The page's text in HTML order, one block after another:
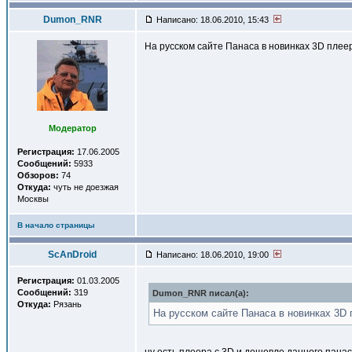
Dumon_RNR Написано: 18.06.2010, 15:43
Модератор
Регистрация: 17.06.2005
Сообщений: 5933
Обзоров: 74
Откуда: чуть не доезжая
Москвы
На русском сайте Панаса в новинках 3D
В начало страницы
ScAnDroid Написано: 18.06.2010, 19:00
Регистрация: 01.03.2005
Сообщений: 319
Откуда: Рязань
Dumon_RNR писал(a):
На русском сайте Панаса в новинках